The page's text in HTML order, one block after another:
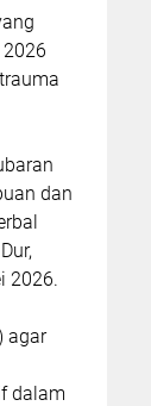
dan
2026.
agar
dalam